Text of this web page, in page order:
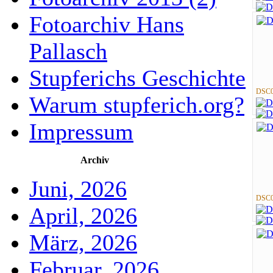
Fotoarchiv Hans
Pallasch
Stupferichs Geschichte
Warum stupferich.org?
Impressum
Archiv
Juni, 2026
April, 2026
März, 2026